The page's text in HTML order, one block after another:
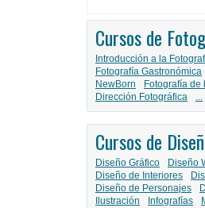
Cursos de
Introducción a la
Fotografía Gastronómica
NewBorn
Fotografía de
Dirección Fotográfica
...
Cursos de
Diseño Gráfico Diseño
Diseño de Interiores
Diseño de Personajes
Ilustración
Infografías